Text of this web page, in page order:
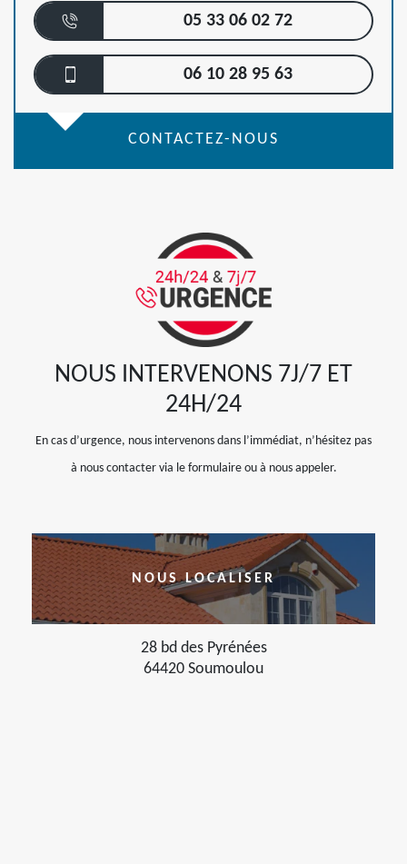
05 33 06 02 72
06 10 28 95 63
CONTACTEZ-NOUS
NOUS INTERVENONS 7J/7 ET
24H/24
En cas d’urgence, nous intervenons dans l’immédiat, n’hésitez pas
à nous contacter via le formulaire ou à nous appeler.
NOUS LOCALISER
28 bd des Pyrénées
64420 Soumoulou